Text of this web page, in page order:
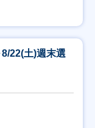
22(土)週末選